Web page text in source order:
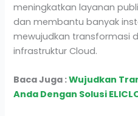
meningkatkan layanan
dan membantu banyak
mewujudkan transformasi
infrastruktur Cloud.
Baca Juga :Wujudkan
Anda Dengan Solusi